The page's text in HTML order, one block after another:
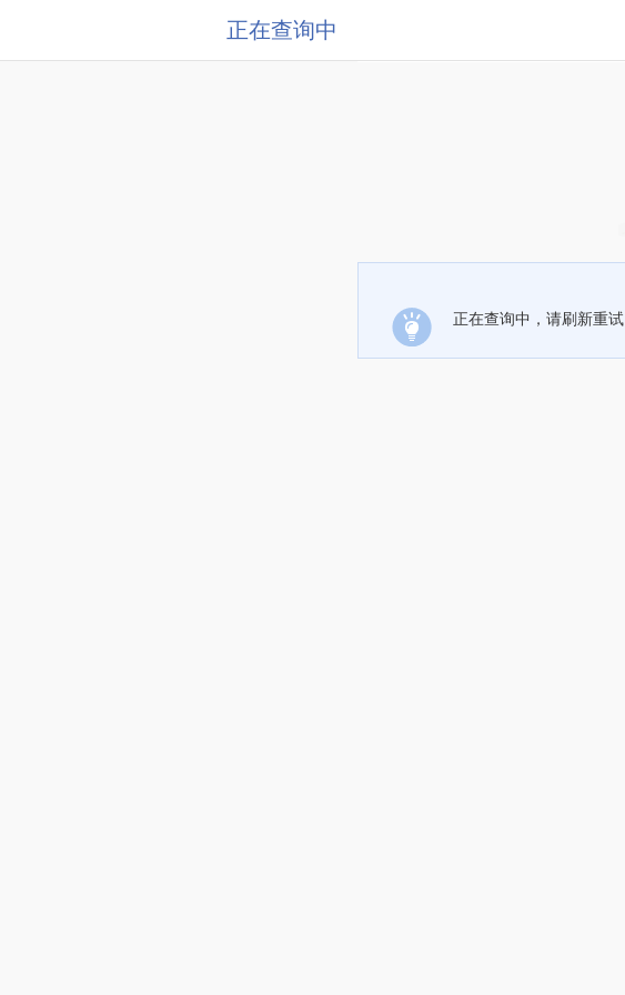
正在查询中
正在查询中，请刷新重试